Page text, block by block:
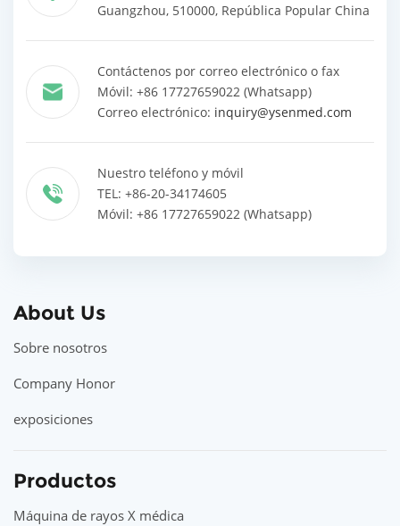
Guangzhou, 510000, República Popular China
Contáctenos por correo electrónico o fax
Móvil: +86 17727659022 (Whatsapp)
Correo electrónico: inquiry@ysenmed.com
Nuestro teléfono y móvil
TEL: +86-20-34174605
Móvil: +86 17727659022 (Whatsapp)
About Us
Sobre nosotros
Company Honor
exposiciones
Productos
Máquina de rayos X médica